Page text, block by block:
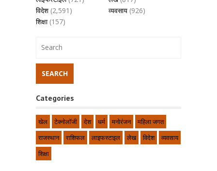
विदेश(2,591) व्यवसाय (926)
शिक्षा(157)
Categories
खेल टेक्नोलॉजी देश धर्म मनोरंजन
महिला जगत
राजस्थान
राशिफल लाइफस्टाइल लेख विदेश
व्यवसाय
शिक्षा